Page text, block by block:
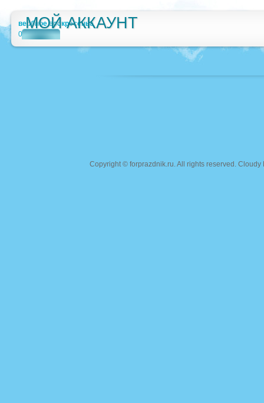
МОЙ АККАУНТ
вербное воскресенье
0
Copyright © forprazdnik.ru. All rights reserved.